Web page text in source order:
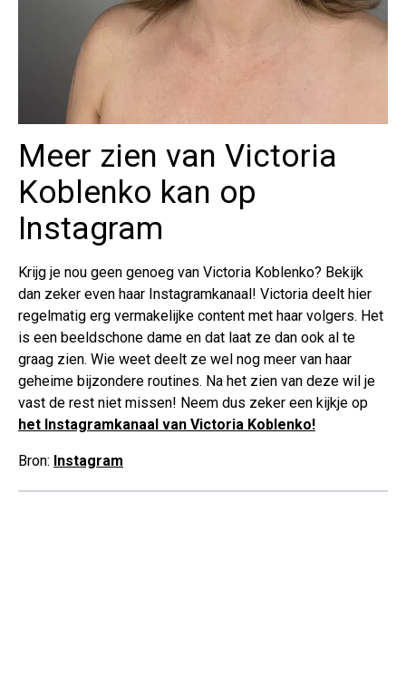
Meer zien van Victoria
Koblenko kan op
Instagram
Krijg je nou geen genoeg van Victoria Koblenko? Bekijk
dan zeker even haar Instagramkanaal! Victoria deelt hier
regelmatig erg vermakelijke content met haar volgers. Het
is een beeldschone dame en dat laat ze dan ook al te
graag zien. Wie weet deelt ze wel nog meer van haar
geheime bijzondere routines. Na het zien van deze wil je
vast de rest niet missen! Neem dus zeker een kijkje op
het Instagramkanaal van Victoria Koblenko!
Bron: Instagram